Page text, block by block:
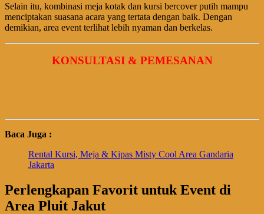
Selain itu, kombinasi meja kotak dan kursi bercover putih mampu
menciptakan suasana acara yang tertata dengan baik. Dengan
demikian, area event terlihat lebih nyaman dan berkelas.
KONSULTASI & PEMESANAN
Baca Juga :
Rental Kursi, Meja & Kipas Misty Cool Area Gandaria
Jakarta
Perlengkapan Favorit untuk Event di
Area Pluit Jakut